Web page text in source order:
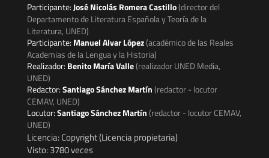
Participante:José Nicolás Romera Castillo(director del
Departamento de Literatura Española y Teoría de la
Literatura, UNED)
Participante: Manuel Alvar López(académico de las Reales
Academias de la Lengua y la Historia)
Realizador: Benito María Valle(realizador UNED Media,
UNED)
Redactor:Santiago Sánchez Martín(redactor - locutor
CEMAV, UNED)
Locutor:Santiago Sánchez Martín(redactor - locutor CEMAV,
UNED)
Licencia: Copyright (Licencia propietaria)
Visto: 3780 veces